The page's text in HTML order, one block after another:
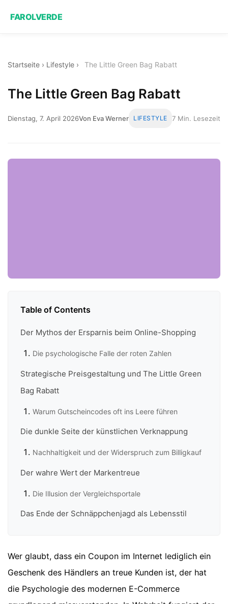
FAROLVERDE
Startseite › Lifestyle › The Little Green Bag Rabatt
The Little Green Bag Rabatt
Dienstag, 7. April 2026Von Eva Werner LIFESTYLE 7 Min. Lesezeit
Table of Contents
Der Mythos der Ersparnis beim Online-Shopping
Die psychologische Falle der roten Zahlen
Strategische Preisgestaltung und The Little Green
Bag Rabatt
Warum Gutscheincodes oft ins Leere führen
Die dunkle Seite der künstlichen Verknappung
Nachhaltigkeit und der Widerspruch zum Billigkauf
Der wahre Wert der Markentreue
Die Illusion der Vergleichsportale
Das Ende der Schnäppchenjagd als Lebensstil
Wer glaubt, dass ein Coupon im Internet lediglich ein
Geschenk des Händlers an treue Kunden ist, der hat
die Psychologie des modernen E-Commerce